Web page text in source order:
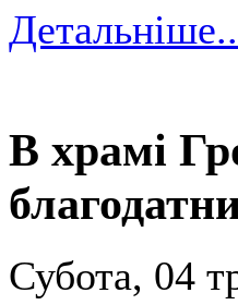
В храмі
Субота, 04